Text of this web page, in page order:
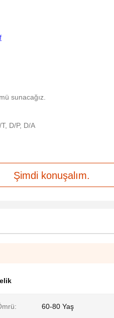
sunacağız.
D/P, D/A
Şimdi konuşalım.
60-80 Yaş